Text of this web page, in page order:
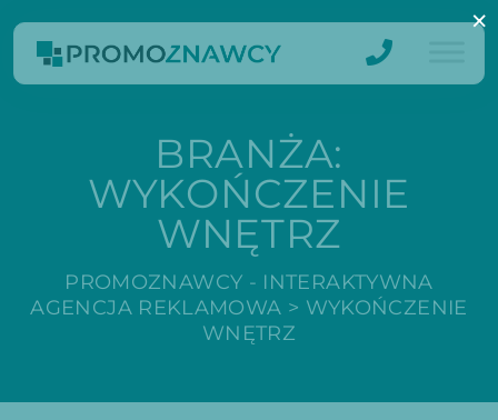
BRANŻA:
WYKOŃCZENIE
WNĘTRZ
PROMOZNAWCY - INTERAKTYWNA
AGENCJA REKLAMOWA > WYKOŃCZENIE
WNĘTRZ
×